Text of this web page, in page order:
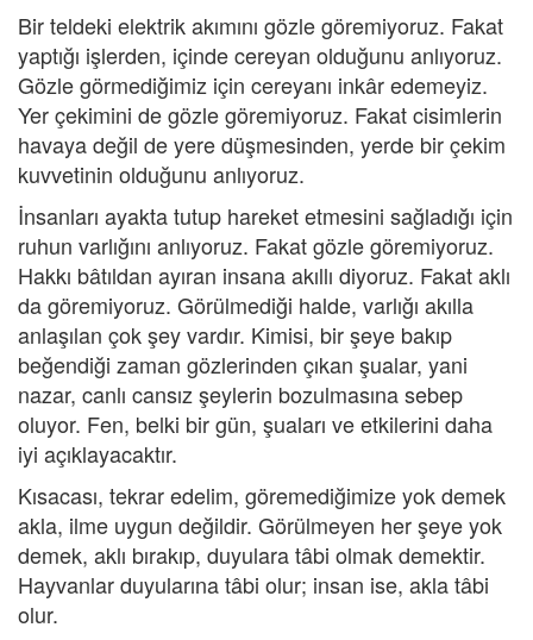
Bir teldeki elektrik akımını gözle göremiyoruz. Fakat
yaptığı işlerden, içinde cereyan olduğunu anlıyoruz.
Gözle görmediğimiz için cereyanı inkâr edemeyiz.
Yer çekimini de gözle göremiyoruz. Fakat cisimlerin
havaya değil de yere düşmesinden, yerde bir çekim
kuvvetinin olduğunu anlıyoruz.
İnsanları ayakta tutup hareket etmesini sağladığı için
ruhun varlığını anlıyoruz. Fakat gözle göremiyoruz.
Hakkı bâtıldan ayıran insana akıllı diyoruz. Fakat aklı
da göremiyoruz. Görülmediği halde, varlığı akılla
anlaşılan çok şey vardır. Kimisi, bir şeye bakıp
beğendiği zaman gözlerinden çıkan şualar, yani
nazar, canlı cansız şeylerin bozulmasına sebep
oluyor. Fen, belki bir gün, şuaları ve etkilerini daha
iyi açıklayacaktır.
Kısacası, tekrar edelim, göremediğimize yok demek
akla, ilme uygun değildir. Görülmeyen her şeye yok
demek, aklı bırakıp, duyulara tâbi olmak demektir.
Hayvanlar duyularına tâbi olur; insan ise, akla tâbi
olur.